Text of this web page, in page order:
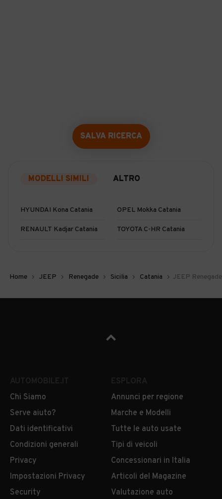
SALVA RICERCA
MODELLI SIMILI ALTRO
HYUNDAI Kona Catania OPEL Mokka Catania
RENAULT Kadjar Catania TOYOTA C-HR Catania
Home JEEP Renegade Sicilia Catania JEEP
Chi Siamo
Serve aiuto?
Dati identificativi
Condizioni generali
Privacy
Impostazioni Privacy
Security
Annunci per regione
Marche e Modelli
Tutte le auto usate
Tipi di veicoli
Concessionari in Italia
Articoli del Magazine
Valutazione auto